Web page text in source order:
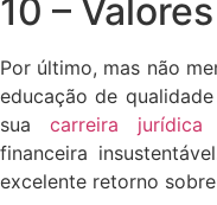
10 –
Por último, mas não
educação de
sua carreira jurídica
financeira
excelente retorno